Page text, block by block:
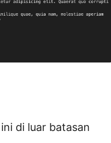
di luar batasan